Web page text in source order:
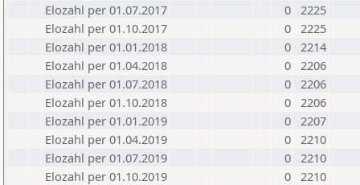
Elozahl per 01.07.2017
0 2225
Elozahl per 01.10.2017
0 2225
Elozahl per 01.01.2018
0 2214
Elozahl per 01.04.2018
0 2206
Elozahl per 01.07.2018
0 2206
Elozahl per 01.10.2018
0 2206
Elozahl per 01.01.2019
0 2207
Elozahl per 01.04.2019
0 2210
Elozahl per 01.07.2019
0 2210
Elozahl per 01.10.2019
0 2210